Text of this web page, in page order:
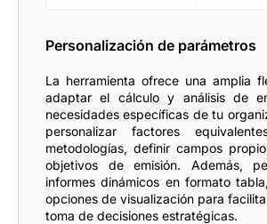
Personalización de parámetros
La herramienta ofrece una amplia
adaptar el cálculo y análisis de
necesidades específicas de tu
personalizar factores
metodologías, definir campos
objetivos de emisión. Además,
informes dinámicos en formato
opciones de visualización para
toma de decisiones estratégicas.